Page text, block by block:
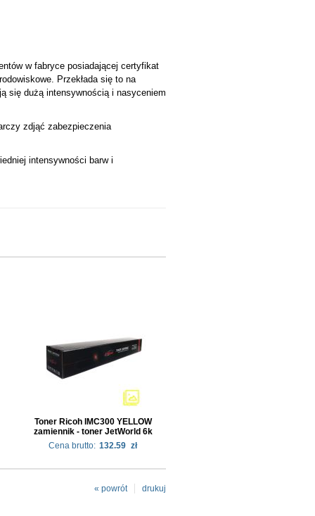
w fabryce posiadającej certyfikat
Przekłada się to na
się dużą intensywnością i nasyceniem
zdjąć zabezpieczenia
intensywności barw i
Toner Ricoh IMC300 YELLOW
zamiennik - toner JetWorld 6k
Cena brutto: 132.59 zł
drukuj
« powrót